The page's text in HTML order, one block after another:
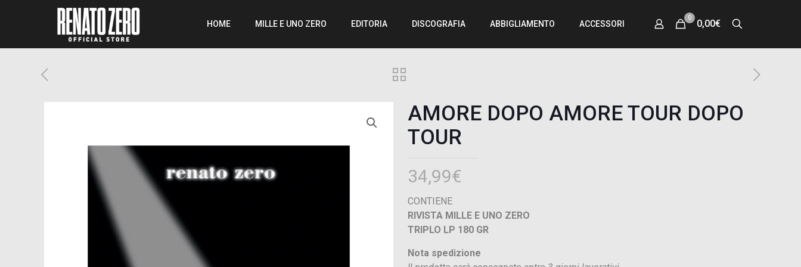
HOME MILLE E UNO ZERO EDITORIA DISCOGRAFIA ABBIGLIAMENTO ACCESSORI
0
0,00€
AMORE DOPO AMORE TOUR DOPO
TOUR
34,99€
CONTIENE
RIVISTA MILLE E UNO ZERO
TRIPLO LP 180 GR
Nota spedizione